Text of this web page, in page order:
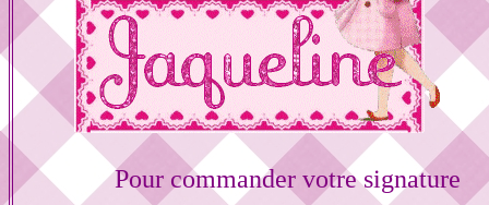
Pour commander votre signature